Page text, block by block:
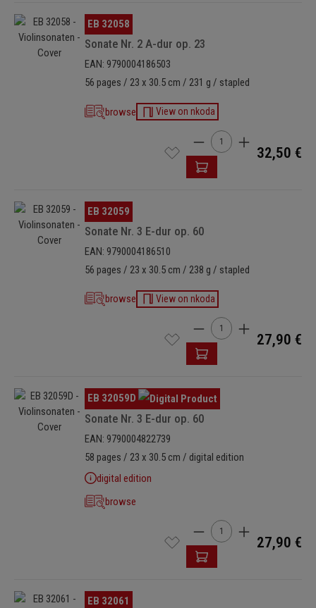
man Schumanns drei Sonaten aus den Jahren 1851–53 außer Acht
lässt. In diesem Vakuum zwischen 1830 und 1880 nehmen Eduard
Francks Violinsonaten einen ehrenvollen Platz ein.
Omitir galería de imágenes
EB 32058
Sonate Nr. 2 A-dur op. 23
EAN: 9790004186503
56 pages / 23 x 30.5 cm / 231 g / stapled
browse View on nkoda
Cantidad del producto:
32,50 €
Omitir galería de imágenes
EB 32059
Sonate Nr. 3 E-dur op. 60
EAN: 9790004186510
56 pages / 23 x 30.5 cm / 238 g / stapled
browse View on nkoda
Cantidad del producto:
27,90 €
Omitir galería de imágenes
EB 32059D
Sonate Nr. 3 E-dur op. 60
EAN: 9790004822739
58 pages / 23 x 30.5 cm / digital edition
digital edition
browse
Cantidad del producto:
27,90 €
Omitir galería de imágenes
EB 32061